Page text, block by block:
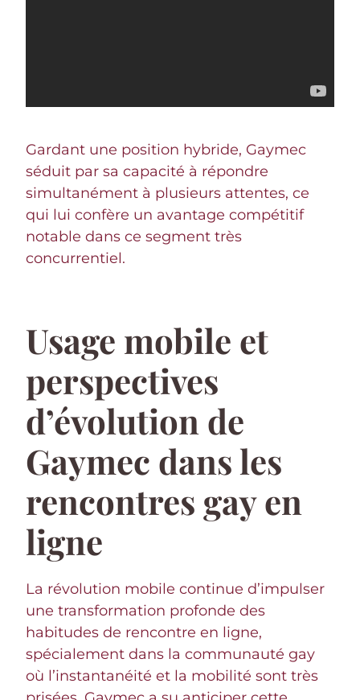
Gardant une position hybride, Gaymec
séduit par sa capacité à répondre
simultanément à plusieurs attentes, ce
qui lui confère un avantage compétitif
notable dans ce segment très
concurrentiel.
Usage mobile et
perspectives
d’évolution de
Gaymec dans les
rencontres gay en
ligne
La révolution mobile continue d’impulser
une transformation profonde des
habitudes de rencontre en ligne,
spécialement dans la communauté gay
où l’instantanéité et la mobilité sont très